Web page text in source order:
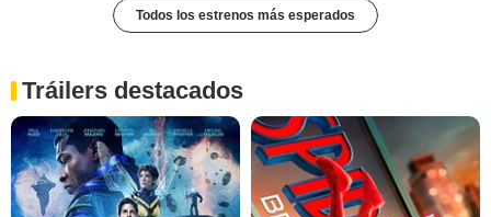
Todos los estrenos más esperados
Tráilers destacados